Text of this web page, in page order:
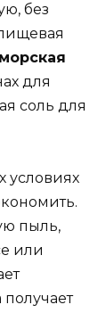
без
для
соль для
условиях
пыль,
или